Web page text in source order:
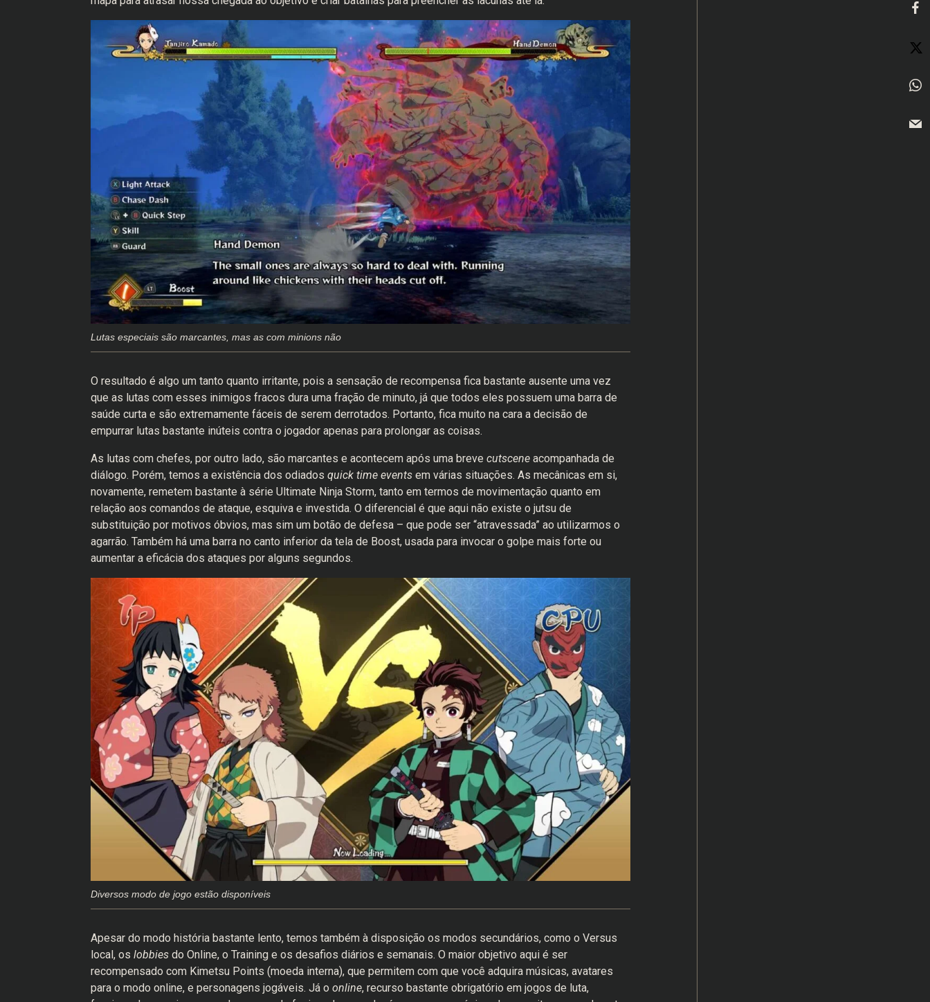
Lutas especiais são marcantes, mas as com minions não
O resultado é algo um tanto quanto irritante, pois a sensação de recompensa fica bastante ausente uma vez
que as lutas com esses inimigos fracos dura uma fração de minuto, já que todos eles possuem uma barra de
saúde curta e são extremamente fáceis de serem derrotados. Portanto, fica muito na cara a decisão de
empurrar lutas bastante inúteis contra o jogador apenas para prolongar as coisas.
As lutas com chefes, por outro lado, são marcantes e acontecem após uma breve cutscene acompanhada de
diálogo. Porém, temos a existência dos odiados quick time events em várias situações. As mecânicas em si,
novamente, remetem bastante à série Ultimate Ninja Storm, tanto em termos de movimentação quanto em
relação aos comandos de ataque, esquiva e investida. O diferencial é que aqui não existe o jutsu de
substituição por motivos óbvios, mas sim um botão de defesa – que pode ser “atravessada” ao utilizarmos o
agarrão. Também há uma barra no canto inferior da tela de Boost, usada para invocar o golpe mais forte ou
aumentar a eficácia dos ataques por alguns segundos.
Diversos modo de jogo estão disponíveis
Apesar do modo história bastante lento, temos também à disposição os modos secundários, como o Versus
local, os lobbies do Online, o Training e os desafios diários e semanais. O maior objetivo aqui é ser
recompensado com Kimetsu Points (moeda interna), que permitem com que você adquira músicas, avatares
para o modo online, e personagens jogáveis. Já o online, recurso bastante obrigatório em jogos de luta,